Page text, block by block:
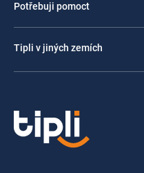
Potřebuji pomoct
Tipli v jiných zemích